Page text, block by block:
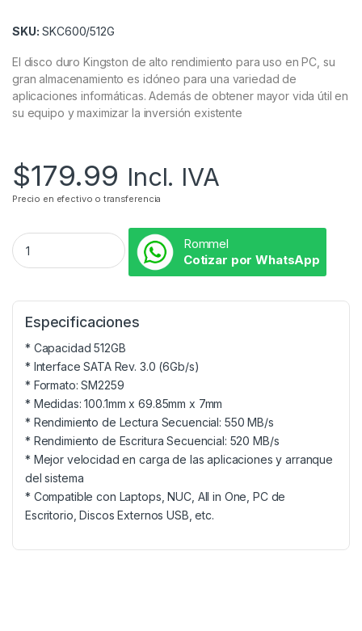
SKU: SKC600/512G
El disco duro Kingston de alto rendimiento para uso en PC, su
gran almacenamiento es idóneo para una variedad de
aplicaciones informáticas. Además de obtener mayor vida útil en
su equipo y maximizar la inversión existente
$179.99 Incl. IVA
Precio en efectivo o transferencia
Rommel
Cotizar por WhatsApp
Especificaciones
* Capacidad 512GB
* Interface SATA Rev. 3.0 (6Gb/s)
* Formato: SM2259
* Medidas: 100.1mm x 69.85mm x 7mm
* Rendimiento de Lectura Secuencial: 550 MB/s
* Rendimiento de Escritura Secuencial: 520 MB/s
* Mejor velocidad en carga de las aplicaciones y arranque
del sistema
* Compatible con Laptops, NUC, All in One, PC de
Escritorio, Discos Externos USB, etc.